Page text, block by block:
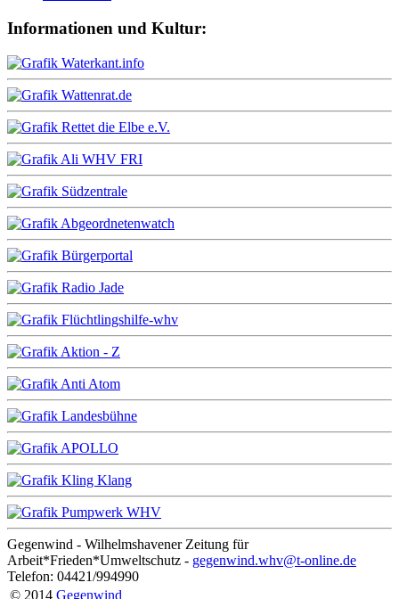
Informationen und Kultur:
Gegenwind - Wilhelmshavener Zeitung für
Arbeit*Frieden*Umweltschutz - gegenwind.whv@t-online.de
Telefon: 04421/994990
© 2014 Gegenwind